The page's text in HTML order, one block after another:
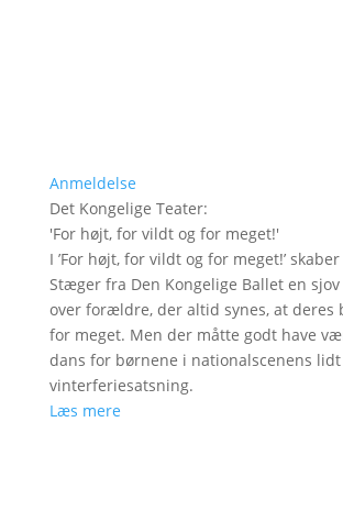
Anmeldelse
Det Kongelige Teater:
'For højt, for vildt og for meget!'
I ’For højt, for vildt og for meget!’
Stæger fra Den Kongelige Ballet en
over forældre, der altid synes, at deres
for meget. Men der måtte godt have
dans for børnene i nationalscenens
vinterferiesatsning.
Læs mere